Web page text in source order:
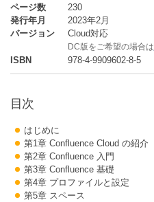
ページ数
230
発行年月
2023年2月
バージョン
Cloud対応
DC版をご希望の場合は
ISBN 978-4-9909602-8-5
目次
はじめに
第1章 Confluence Cloud の紹介
第2章 Confluence 入門
第3章 Confluence 基礎
第4章 プロファイルと設定
第5章 スペース